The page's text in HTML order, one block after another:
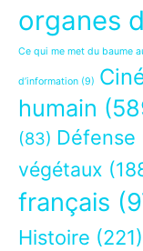
organes
Ce qui me met du baume
d’information (9)
humain
(83) Défense
végétaux
français
Histoire (221)